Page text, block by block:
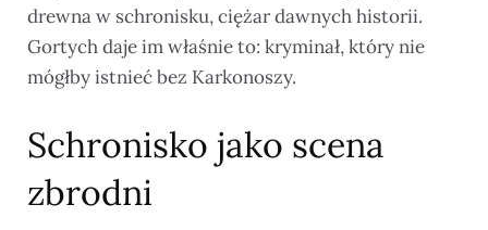
drewna w schronisku, ciężar dawnych historii.
Gortych daje im właśnie to: kryminał, który nie
mógłby istnieć bez Karkonoszy.
Schronisko jako scena
zbrodni